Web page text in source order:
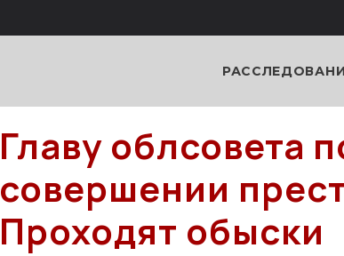
Главу облсовета
совершении
Проходят обыски